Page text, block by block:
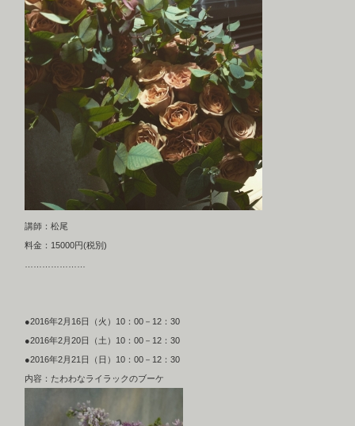
講師：松尾
料金：15000円(税別)
●2016年2月16日（火）10：00－12：30
●2016年2月20日（土）10：00－12：30
●2016年2月21日（日）10：00－12：30
内容：たわわなライラックのブーケ